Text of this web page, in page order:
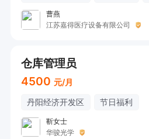
曹燕
江苏嘉得医疗设备有限公司
仓库管理员
4500 元/月
丹阳经济开发区 节日福利
靳女士
华骏光学